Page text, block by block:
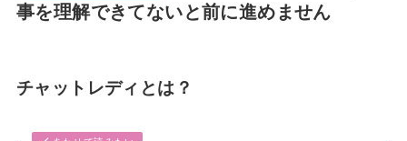
事を理解できてないと前に進めません
チャットレディとは？